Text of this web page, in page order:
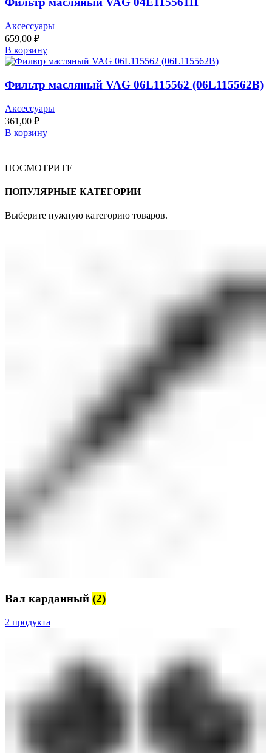
Аксессуары
659,00 ₽
В корзину
Фильтр масляный VAG 06L115562 (06L115562B)
Аксессуары
361,00 ₽
В корзину
ПОСМОТРИТЕ
ПОПУЛЯРНЫЕ КАТЕГОРИИ
Выберите нужную категорию товаров.
Вал карданный (2)
2 продукта